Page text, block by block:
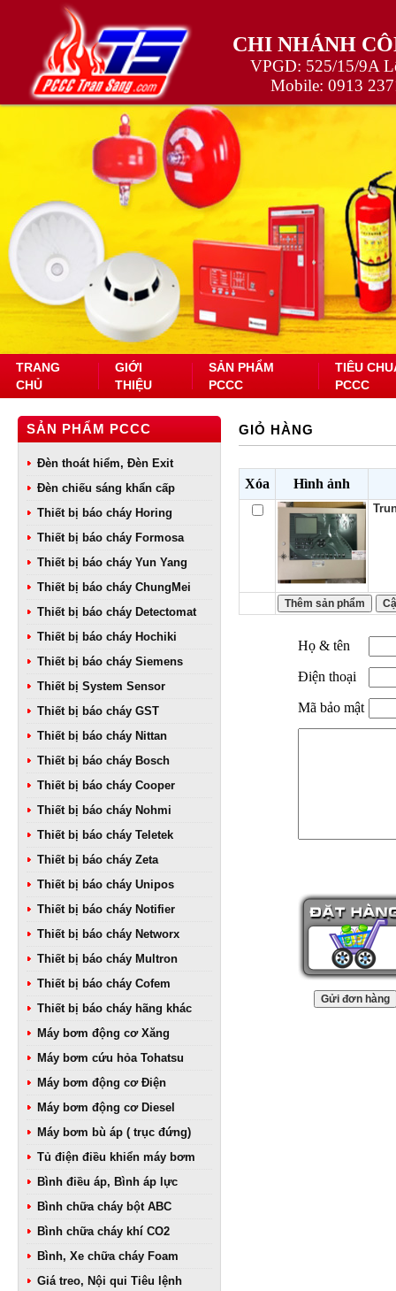
CHI NHÁNH
VPGD: 525/15/9A
Mobile: 0913
TRANG
CHỦ
GIỚI
THIỆU
SẢN PHẨM
PCCC
TIÊU
PCCC
SẢN PHẨM PCCC
Đèn thoát hiểm, Đèn Exit
Đèn chiếu sáng khẩn cấp
Thiết bị báo cháy Horing
Thiết bị báo cháy Formosa
Thiết bị báo cháy Yun Yang
Thiết bị báo cháy ChungMei
Thiết bị báo cháy Detectomat
Thiết bị báo cháy Hochiki
Thiết bị báo cháy Siemens
Thiết bị System Sensor
Thiết bị báo cháy GST
Thiết bị báo cháy Nittan
Thiết bị báo cháy Bosch
Thiết bị báo cháy Cooper
Thiết bị báo cháy Nohmi
Thiết bị báo cháy Teletek
Thiết bị báo cháy Zeta
Thiết bị báo cháy Unipos
Thiết bị báo cháy Notifier
Thiết bị báo cháy Networx
Thiết bị báo cháy Multron
Thiết bị báo cháy Cofem
Thiết bị báo cháy hãng khác
Máy bơm động cơ Xăng
Máy bơm cứu hỏa Tohatsu
Máy bơm động cơ Điện
Máy bơm động cơ Diesel
Máy bơm bù áp ( trục đứng)
Tủ điện điều khiển máy bơm
Bình điều áp, Bình áp lực
Bình chữa cháy bột ABC
Bình chữa cháy khí CO2
Bình, Xe chữa cháy Foam
Giá treo, Nội qui Tiêu lệnh
GIỎ HÀNG
Xóa Hình ảnh
Họ & tên
Điện thoại
Mã bảo mật